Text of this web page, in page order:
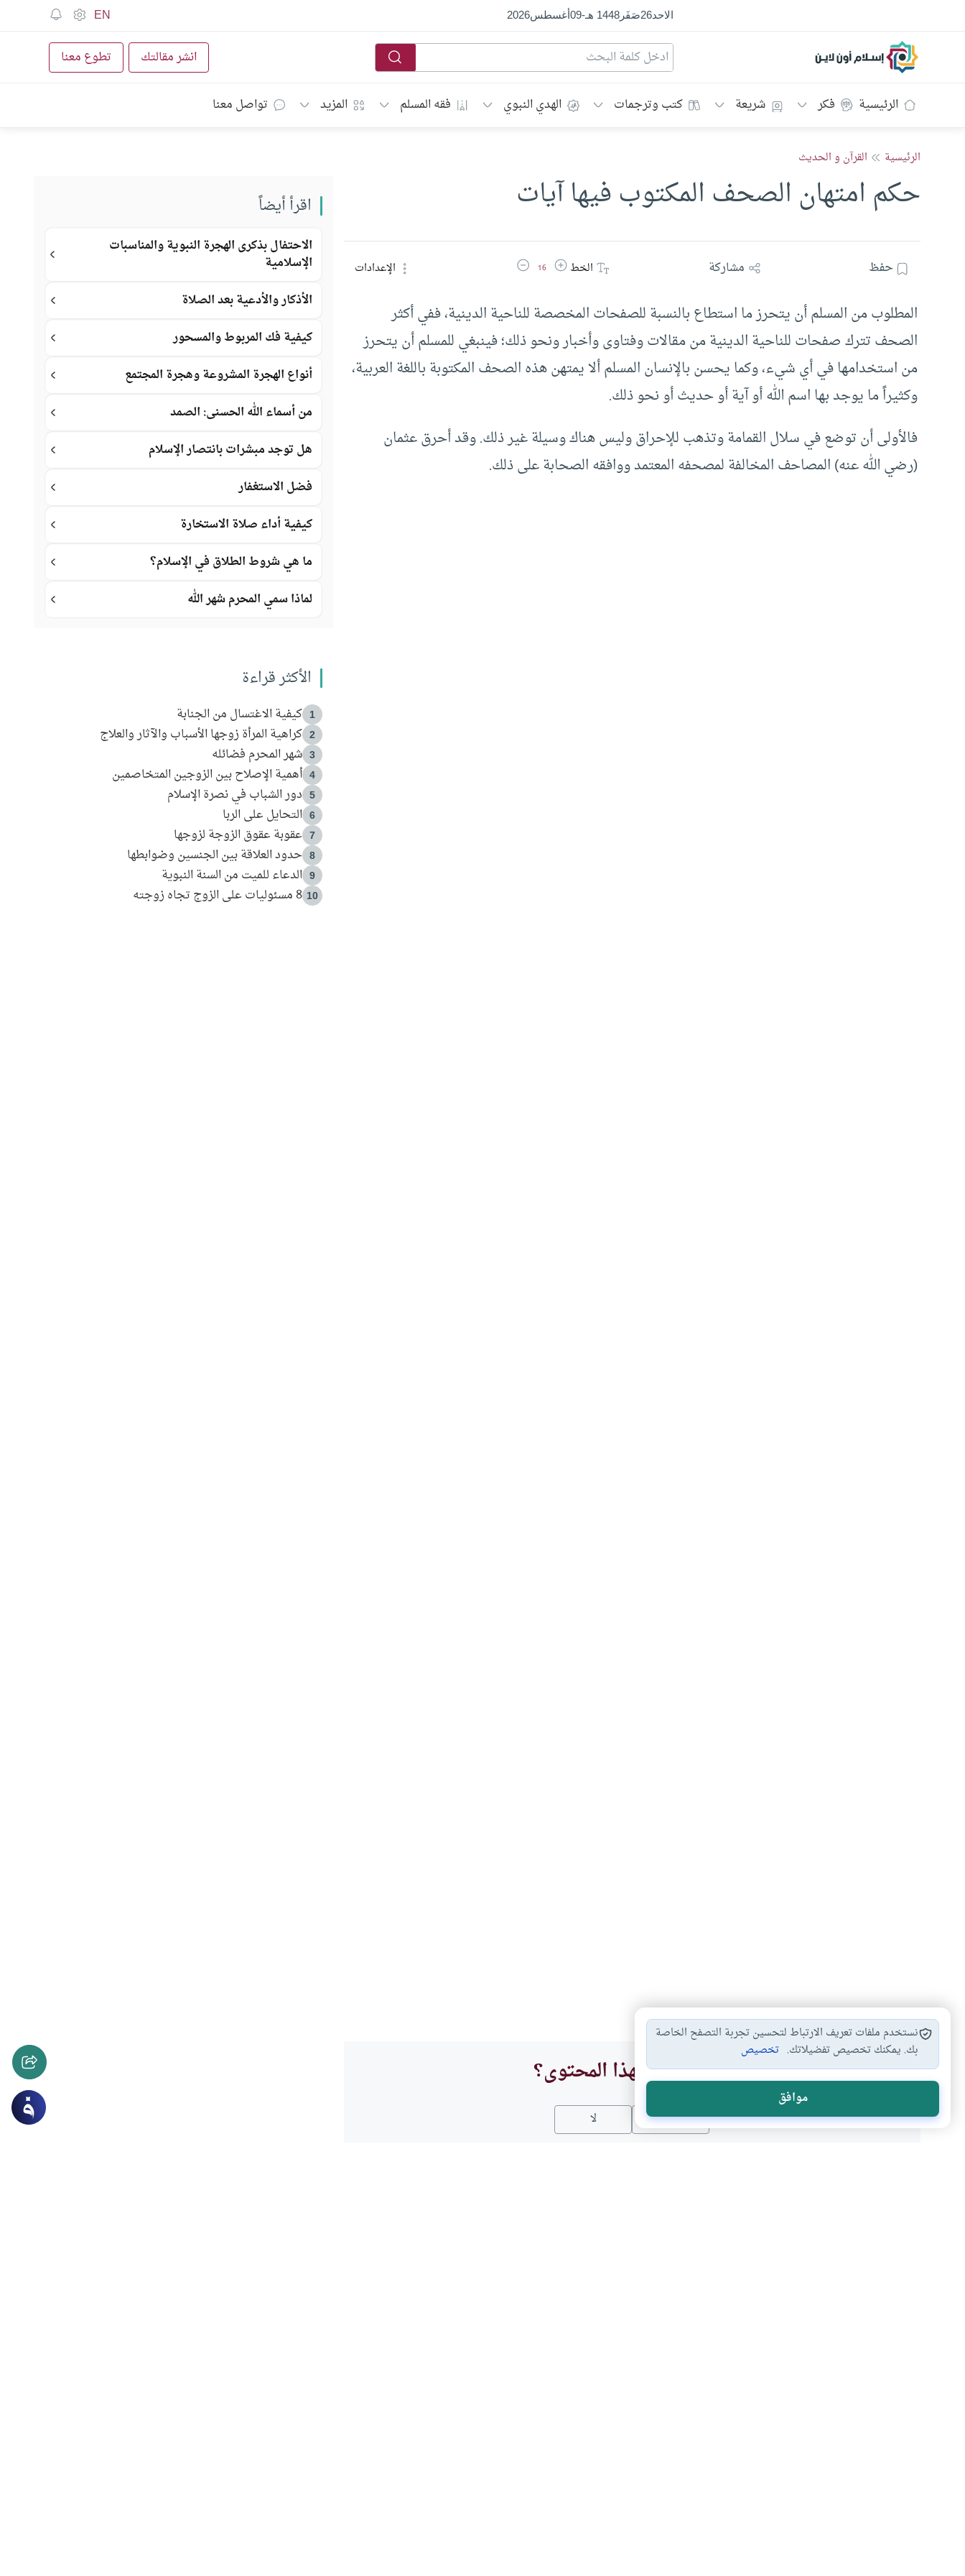
الاحد26صَفَر1448 هـ -
09أغسطس2026
EN
إسلام أون لاين انشر مقالتك تطوع معنا
الرئيسية فكر شريعة كتب وترجمات الهدي النبوي فقه المسلم المزيد تواصل معنا
الرئيسية القرآن و الحديث
حكم امتهان الصحف المكتوب فيها آيات
حفظ مشاركة الخطزيادة حجم الخط
16 تقليل حجم الخط الإعدادات
المطلوب من المسلم أن يتحرز ما استطاع بالنسبة للصفحات المخصصة للناحية الدينية، ففي أكثر
الصحف تترك صفحات للناحية الدينية من مقالات وفتاوى وأخبار ونحو ذلك؛ فينبغي للمسلم أن يتحرز
من استخدامها في أي شيء، وكما يحسن بالإنسان المسلم ألا يمتهن هذه الصحف المكتوبة باللغة العربية،
وكثيراً ما يوجد بها اسم الله أو آية أو حديث أو نحو ذلك.
فالأولى أن توضع في سلال القمامة وتذهب للإحراق وليس هناك وسيلة غير ذلك. وقد أحرق عثمان
(رضي الله عنه) المصاحف المخالفة لمصحفه المعتمد ووافقه الصحابة على ذلك.
هل انتفعت بهذا المحتوى؟
نعم لا
اقرأ أيضاً
الاحتفال بذكرى الهجرة النبوية والمناسبات
الإسلامية
الأذكار والأدعية بعد الصلاة
كيفية فك المربوط والمسحور
أنواع الهجرة المشروعة وهجرة المجتمع
من أسماء الله الحسنى: الصمد
هل توجد مبشرات بانتصار الإسلام
فضل الاستغفار
كيفية أداء صلاة الاستخارة
ما هي شروط الطلاق في الإسلام؟
لماذا سمي المحرم شهر الله
الأكثر قراءة
1 كيفية الاغتسال من الجنابة
2 كراهية المرأة زوجها الأسباب والآثار والعلاج
3 شهر المحرم فضائله
4 أهمية الإصلاح بين الزوجين المتخاصمين
5 دور الشباب في نصرة الإسلام
6 التحايل على الربا
7 عقوبة عقوق الزوجة لزوجها
8 حدود العلاقة بين الجنسين وضوابطها
9 الدعاء للميت من السنة النبوية
10 8 مسئوليات على الزوج تجاه زوجته
نستخدم ملفات تعريف الارتباط لتحسين تجربة التصفح الخاصة
بك. يمكنك تخصيص تفضيلاتك. تخصيص
موافق